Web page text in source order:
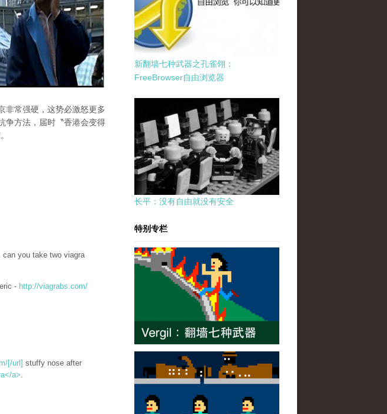
非常强硬，这势必激怒更多
争方法，届时〝香港会变得
can you take two viagra
- http://viagrabs.com/
[/url] stuffy nose after
a>.
新翻墙七种武器之孔雀翎：
FreeBrowser自由浏览器
长平：没有自由就没有安全
特别专栏